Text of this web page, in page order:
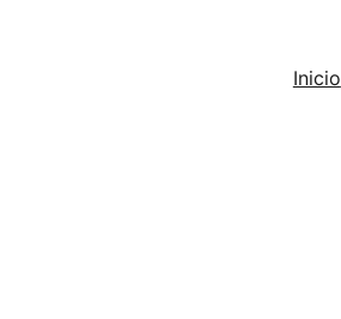
Inicio